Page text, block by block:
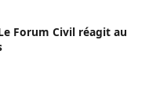
Forum Civil réagit au